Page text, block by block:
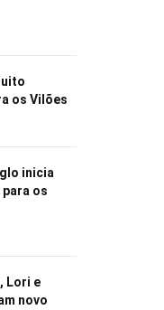
os Vilões
inicia
os
Lori e
novo